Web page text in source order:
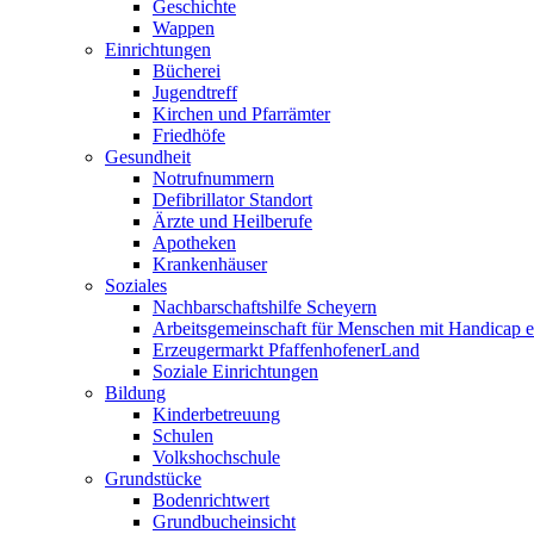
Geschichte
Wappen
Einrichtungen
Bücherei
Jugendtreff
Kirchen und Pfarrämter
Friedhöfe
Gesundheit
Notrufnummern
Defibrillator Standort
Ärzte und Heilberufe
Apotheken
Krankenhäuser
Soziales
Nachbarschaftshilfe Scheyern
Arbeitsgemeinschaft für Menschen mit Handicap
Erzeugermarkt PfaffenhofenerLand
Soziale Einrichtungen
Bildung
Kinderbetreuung
Schulen
Volkshochschule
Grundstücke
Bodenrichtwert
Grundbucheinsicht